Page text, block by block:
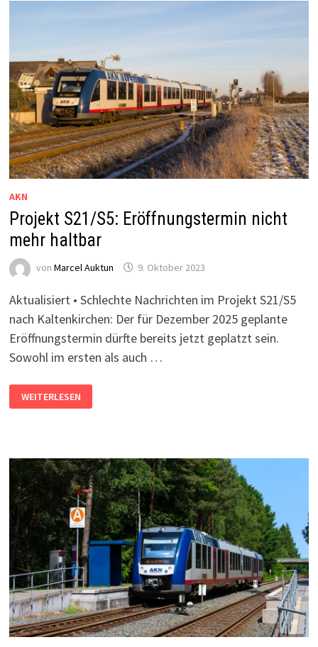
AKN
Projekt S21/S5: Eröffnungstermin nicht
mehr haltbar
von Marcel Auktun 9. Oktober 2023
Aktualisiert • Schlechte Nachrichten im Projekt S21/S5
nach Kaltenkirchen: Der für Dezember 2025 geplante
Eröffnungstermin dürfte bereits jetzt geplatzt sein.
Sowohl im ersten als auch …
S21/S5:
ERÖFFNUNGSTERMIN
WEITERLESEN